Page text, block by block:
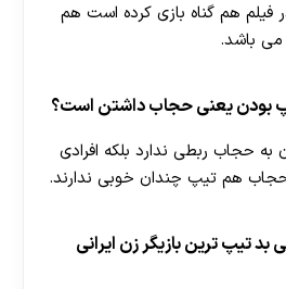
فیلم هم گناه بازی کرده است هم
می باشد.
بودن یعنی حجاب داشتن است؟
حجاب ربطی ندارد بلکه افرادی
هم تیپ چندان خوبی ندارند.
بد تیپ ترین بازیگر زن ایرانی